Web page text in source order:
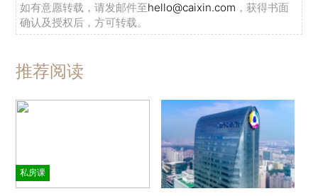
如有意愿转载，请发邮件至hello@caixin.com ，获得书面
确认及授权后，方可转载。
推荐阅读
私房课